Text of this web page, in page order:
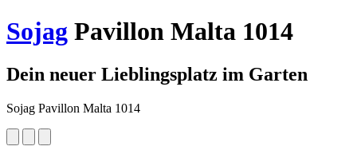
Sojag Pavillon Malta 1014
Dein neuer Lieblingsplatz im Garten
Sojag Pavillon Malta 1014